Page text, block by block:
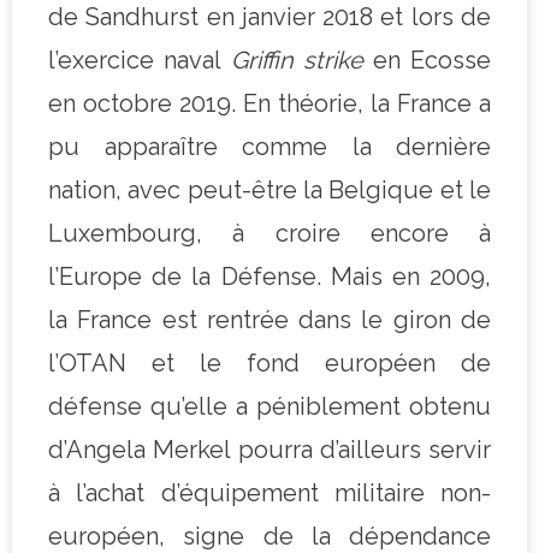
de Sandhurst en janvier 2018 et lors de
l’exercice naval Griffin strikeen Ecosse
en octobre 2019. En théorie, la France a
pu apparaître comme la dernière
nation, avec peut-être la Belgique et le
Luxembourg, à croire encore à
l’Europe de la Défense. Mais en 2009,
la France est rentrée dans le giron de
l’OTAN et le fond européen de
défense qu’elle a péniblement obtenu
d’Angela Merkel pourra d’ailleurs servir
à l’achat d’équipement militaire non-
européen, signe de la dépendance